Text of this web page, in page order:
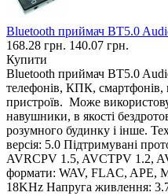
Bluetooth приймач BT5.0
168.28 грн. 140.07 грн.
Купити
Bluetooth приймач BT5.0
телефонів, КПК, смартфонів,
пристроїв. Може
навушники, в якості
розумного будинку і інше.
версія: 5.0 Підтримувані
AVRCPV 1.5, AVCTPV 1.2,
формати: WAV, FLAC, APE,
18KHz Напруга живлення: